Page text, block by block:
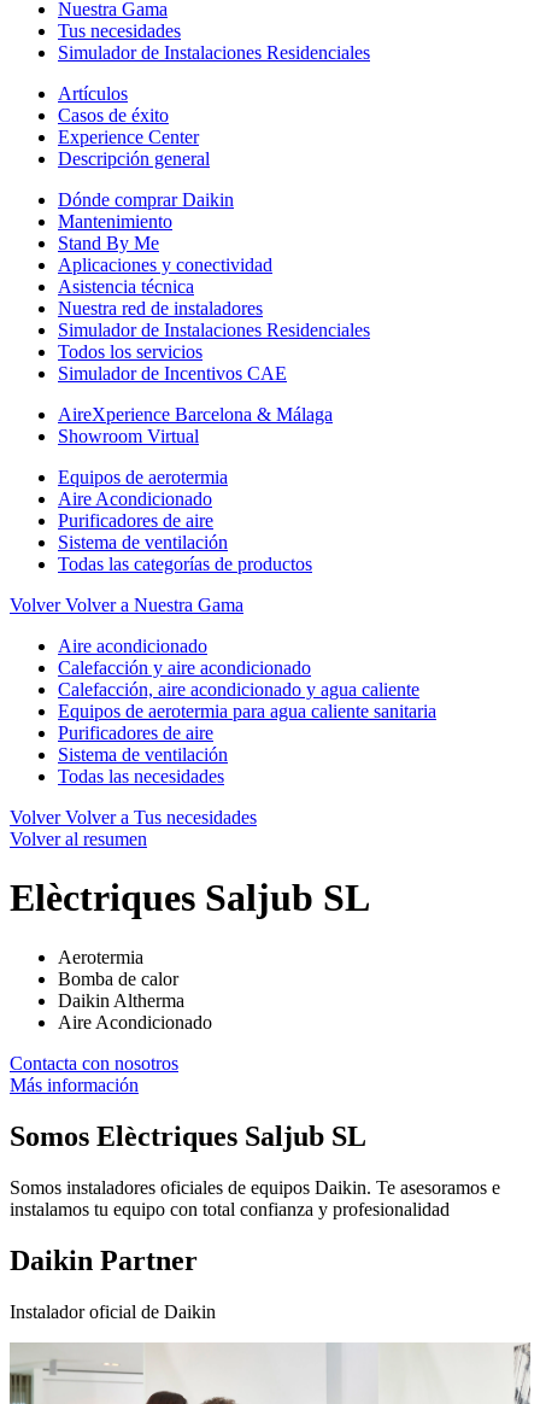
Nuestra Gama
Tus necesidades
Simulador de Instalaciones Residenciales
Artículos
Casos de éxito
Experience Center
Descripción general
Dónde comprar Daikin
Mantenimiento
Stand By Me
Aplicaciones y conectividad
Asistencia técnica
Nuestra red de instaladores
Simulador de Instalaciones Residenciales
Todos los servicios
Simulador de Incentivos CAE
AireXperience Barcelona & Málaga
Showroom Virtual
Equipos de aerotermia
Aire Acondicionado
Purificadores de aire
Sistema de ventilación
Todas las categorías de productos
Volver Volver a Nuestra Gama
Aire acondicionado
Calefacción y aire acondicionado
Calefacción, aire acondicionado y agua caliente
Equipos de aerotermia para agua caliente sanitaria
Purificadores de aire
Sistema de ventilación
Todas las necesidades
Volver Volver a Tus necesidades
Volver al resumen
Elèctriques Saljub SL
Aerotermia
Bomba de calor
Daikin Altherma
Aire Acondicionado
Contacta con nosotros
Más información
Somos Elèctriques Saljub SL
Somos instaladores oficiales de equipos Daikin. Te asesoramos e
instalamos tu equipo con total confianza y profesionalidad
Daikin Partner
Instalador oficial de Daikin